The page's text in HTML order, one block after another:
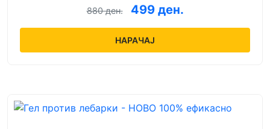
880 ден. 499 ден.
НАРАЧАЈ